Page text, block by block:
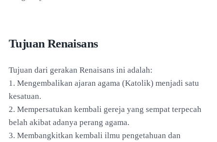
Tujuan Renaisans
Tujuan dari gerakan Renaisans ini adalah:
1. Mengembalikan ajaran agama (Katolik) menjadi satu
kesatuan.
2. Mempersatukan kembali gereja yang sempat terpecah
belah akibat adanya perang agama.
3. Membangkitkan kembali ilmu pengetahuan dan